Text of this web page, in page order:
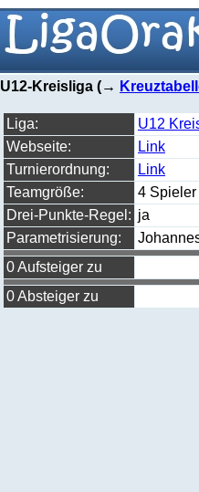
U12-Kreisliga (→
Liga:
U12
Webseite:
Link
Turnierordnung:
Link
Teamgröße:
4 Spieler
Drei-Punkte-Regel: ja
Parametrisierung:
0 Aufsteiger zu
0 Absteiger zu